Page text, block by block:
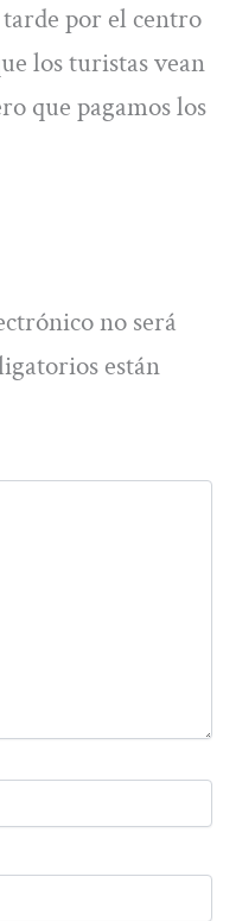
tarde por el centro
los turistas vean
que pagamos los
no será
están